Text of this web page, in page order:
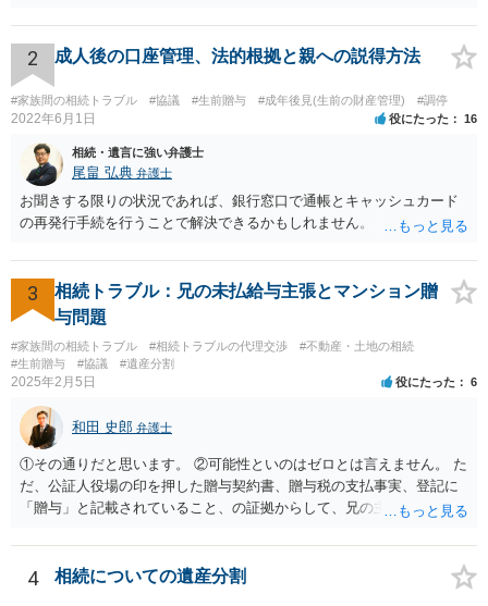
をしていただければそこから先は進むのではないかと存じます。 ま
た、Aさんの意向を酌みすぎるあまりに後見申立ができない状況にして
いる施設の問題もありますので、当該地域の地域包括支援センターに
ご相談されるのもひとつの方法です。
2 成人後の口座管理、法的根拠と親への説得方法
#家族間の相続トラブル #協議 #生前贈与 #成年後見(生前の財産管理) #調停
2022年6月1日 役にたった 16
相続・遺言に強い弁護士
尾畠 弘典 弁護士
お聞きする限りの状況であれば、銀行窓口で通帳とキャッシュカード
の再発行手続を行うことで解決できるかもしれません。
3
相続トラブル：兄の未払給与主張とマンション贈
与問題
#家族間の相続トラブル #相続トラブルの代理交渉
#不動産・土地の相続
#生前贈与
#協議 #遺産分割
2025年2月5日 役にたった 6
和田 史郎 弁護士
①その通りだと思います。 ②可能性といのはゼロとは言えません。 た
だ、公証人役場の印を押した贈与契約書、贈与税の支払事実、登記に
「贈与」と記載されていること、の証拠からして、兄の主張は通らな
わなければ、遺産分割調停を申し立てて進めるのがベターのような気
がしますね。
4 相続についての遺産分割